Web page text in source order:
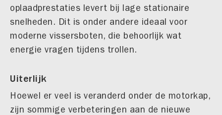
oplaadprestaties levert bij lage stationaire
snelheden. Dit is onder andere ideaal voor
moderne vissersboten, die behoorlijk wat
energie vragen tijdens trollen.
Uiterlijk
Hoewel er veel is veranderd onder de motorkap,
zijn sommige verbeteringen aan de nieuwe